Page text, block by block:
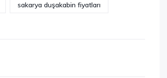
sakarya duşakabin fiyatları